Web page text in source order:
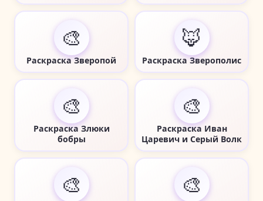
🎨
Раскраска Зверопой
🦊
Раскраска Зверополис
🎨
Раскраска Злюки
бобры
🎨
Раскраска Иван
Царевич и Серый Волк
🎨 🎨